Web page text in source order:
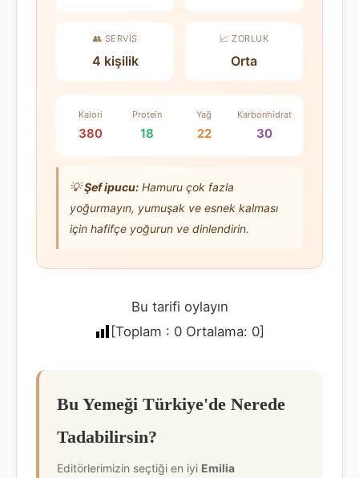
👥 SERVIS
4 kişilik
📈 ZORLUK
Orta
Kalori
380
Protein
18
Yağ
22
Karbonhidrat
30
💡Şef ipucu: Hamuru çok fazla
yoğurmayın, yumuşak ve esnek kalması
için hafifçe yoğurun ve dinlendirin.
Bu tarifi oylayın
[Toplam : 0 Ortalama: 0]
Bu Yemeği Türkiye'de Nerede
Tadabilirsin?
Editörlerimizin seçtiği en iyi Emilia